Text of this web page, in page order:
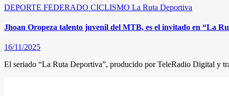
DEPORTE FEDERADO CICLISMO La Ruta Deportiva
Jhoan Oropeza talento juvenil del MTB, es el invitado en “La
16/11/2025
El seriado “La Ruta Deportiva”, producido por TeleRadio Digital y